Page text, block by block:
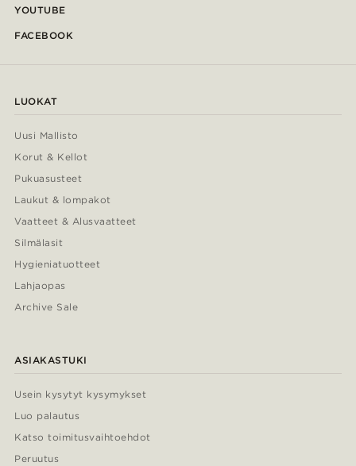
YOUTUBE
FACEBOOK
LUOKAT
Uusi Mallisto
Korut & Kellot
Pukuasusteet
Laukut & lompakot
Vaatteet & Alusvaatteet
Silmälasit
Hygieniatuotteet
Lahjaopas
Archive Sale
ASIAKASTUKI
Usein kysytyt kysymykset
Luo palautus
Katso toimitusvaihtoehdot
Peruutus